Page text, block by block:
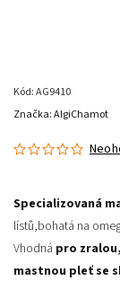
Kód:AG9410
Specializovaná
lístů,bohatá na
Vhodná pro
mastnou pleť se
Značka:AlgiChamot